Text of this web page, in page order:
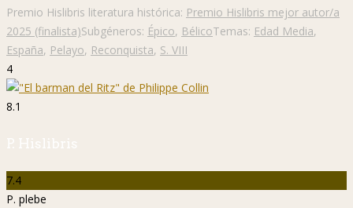
Premio Hislibris literatura histórica: Premio Hislibris mejor autor/a
2025 (finalista)Subgéneros: Épico, BélicoTemas: Edad Media,
España, Pelayo, Reconquista, S. VIII
4
8.1
P. Hislibris
7.4
P. plebe